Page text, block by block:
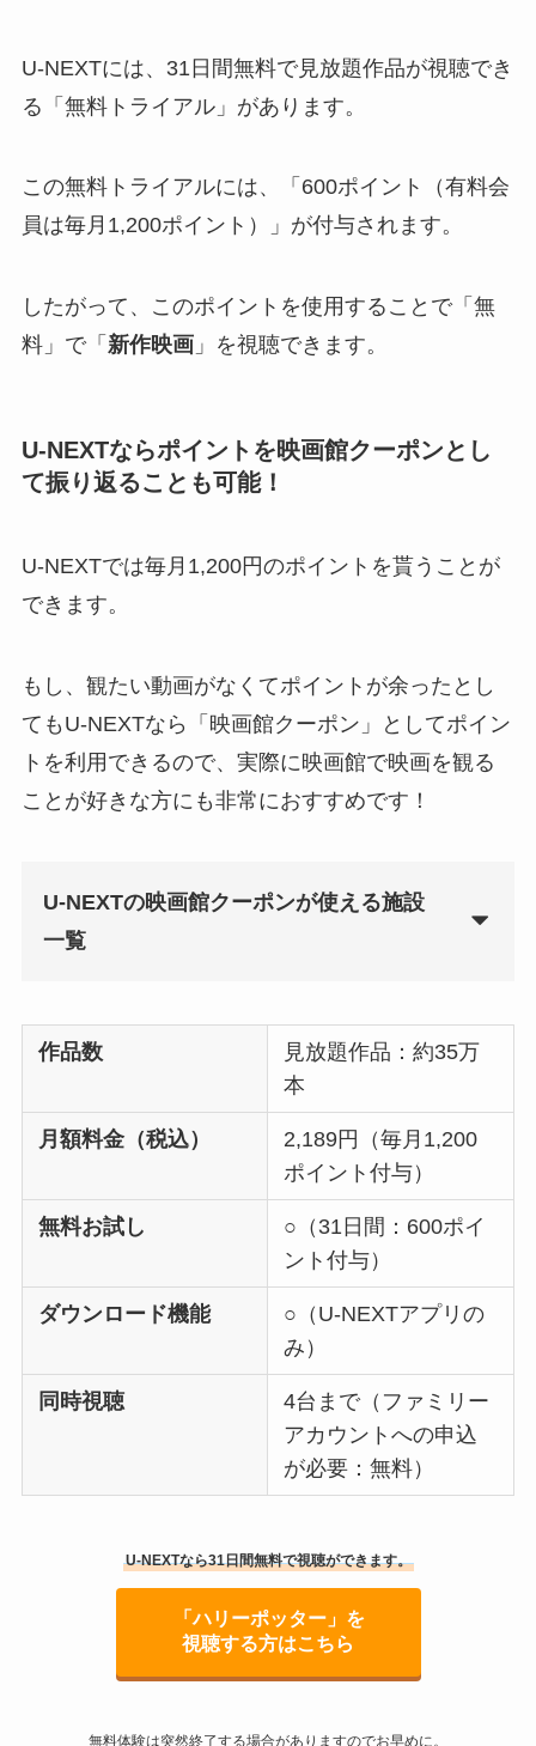
U-NEXTには、31日間無料で見放題作品が視聴でき
る「無料トライアル」があります。
この無料トライアルには、「600ポイント（有料会
員は毎月1,200ポイント）」が付与されます。
したがって、このポイントを使用することで「無
料」で「 新作映画」を視聴できます。
U-NEXTならポイントを映画館クーポンとし
て振り返ることも可能！
U-NEXTでは毎月1,200円のポイントを貰うことが
できます。
もし、観たい動画がなくてポイントが余ったとし
てもU-NEXTなら「映画館クーポン」としてポイン
トを利用できるので、実際に映画館で映画を観る
ことが好きな方にも非常におすすめです！
U-NEXTの映画館クーポンが使える施設
一覧
作品数
見放題作品：約35万
本
月額料金（税込）
2,189円（毎月1,200
ポイント付与）
無料お試し
○（31日間：600ポイ
ント付与）
ダウンロード機能
○（U-NEXTアプリの
み）
同時視聴
4台まで（ファミリー
アカウントへの申込
が必要：無料）
U-NEXTなら31日間無料で視聴ができます。
「ハリーポッター」を
視聴する方はこちら
無料体験は突然終了する場合がありますのでお早めに。